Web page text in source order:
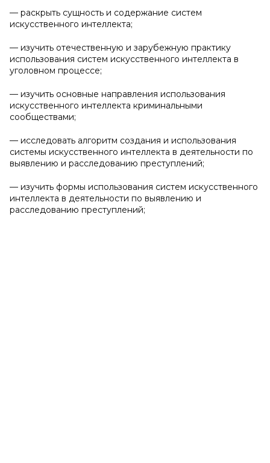
— раскрыть сущность и содержание систем
искусственного интеллекта;
— изучить отечественную и зарубежную практику
использования систем искусственного интеллекта в
уголовном процессе;
— изучить основные направления использования
искусственного интеллекта криминальными
сообществами;
— исследовать алгоритм создания и использования
системы искусственного интеллекта в деятельности по
выявлению и расследованию преступлений;
— изучить формы использования систем искусственного
интеллекта в деятельности по выявлению и
расследованию преступлений;